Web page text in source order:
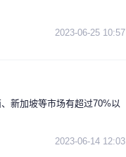
2023-06-25 10:57
新加坡等市场有超过70%以
2023-06-14 12:03